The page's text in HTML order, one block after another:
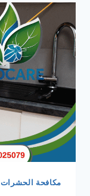
مكافحة الحشرات